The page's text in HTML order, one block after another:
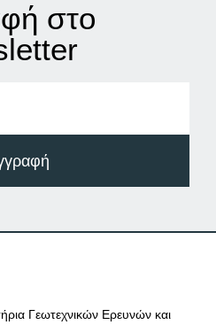
στο
Γεωτεχνικών Ερευνών και